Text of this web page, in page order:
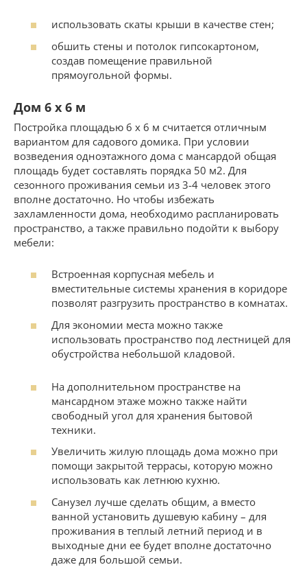
использовать скаты крыши в качестве стен;
обшить стены и потолок гипсокартоном,
создав помещение правильной
прямоугольной формы.
Дом 6 х 6 м
Постройка площадью 6 х 6 м считается отличным
вариантом для садового домика. При условии
возведения одноэтажного дома с мансардой общая
площадь будет составлять порядка 50 м2. Для
сезонного проживания семьи из 3-4 человек этого
вполне достаточно. Но чтобы избежать
захламленности дома, необходимо распланировать
пространство, а также правильно подойти к выбору
мебели:
Встроенная корпусная мебель и
вместительные системы хранения в коридоре
позволят разгрузить пространство в комнатах.
Для экономии места можно также
использовать пространство под лестницей для
обустройства небольшой кладовой.
На дополнительном пространстве на
мансардном этаже можно также найти
свободный угол для хранения бытовой
техники.
Увеличить жилую площадь дома можно при
помощи закрытой террасы, которую можно
использовать как летнюю кухню.
Санузел лучше сделать общим, а вместо
ванной установить душевую кабину – для
проживания в теплый летний период и в
выходные дни ее будет вполне достаточно
даже для большой семьи.